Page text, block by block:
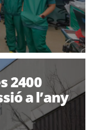
2400
a l’any